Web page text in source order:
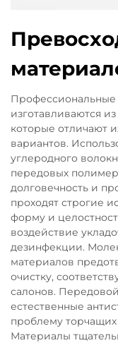
Профессиональные
изготавливаются
которые отличают
вариантов.
углеродного
передовых
долговечность и
проходят строгие
форму и
воздействие
дезинфекции.
материалов
очистку,
салонов.
естественные
проблему
Материалы